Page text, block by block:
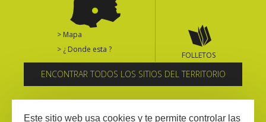
> Mapa
> ¿ Donde esta ?
FOLLETOS
ENCONTRAR TODOS LOS SITIOS DEL TERRITORIO
Suscríbase al boletín informativo
Este sitio web usa cookies y te permite controlar las